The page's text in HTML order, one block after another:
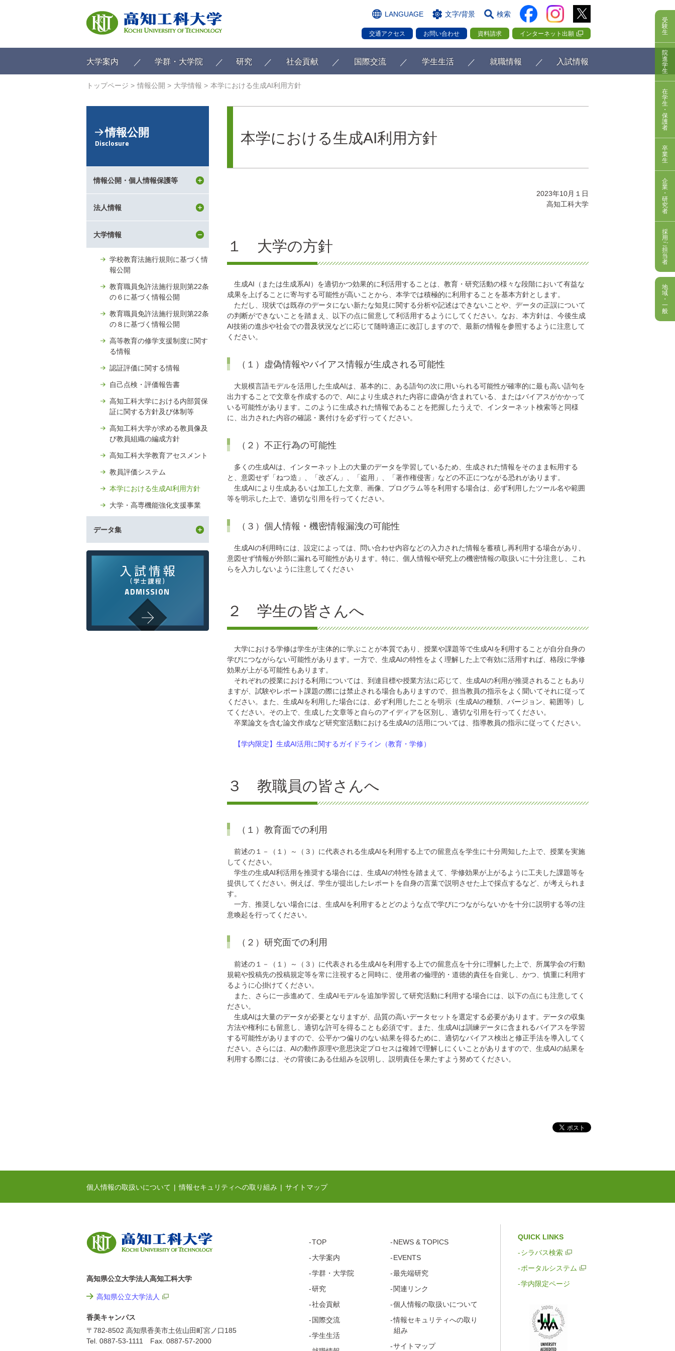
で
LANGUAGE 文字/背景 検索
交通アクセス お問い合わせ 資料請求 インターネット出願
大学案内 学群・大学院 研究 社会貢献 国際交流 学生生活 就職情報 入試情報
受
験
生
院
進
学
生
在
学
生
・
保
護
者
卒
業
生
企
業
・
研
究
者
採
用
ご
担
当
者
地
域
・
一
般
トップページ 情報公開 大学情報 本学における生成AI利用方針
本学における生成AI利用方針
2023年10月１日
高知工科大学
１ 大学の方針
生成AI（または生成系AI）を適切かつ効果的に利活用することは、教育・研究活動の様々な段階において有益な
成果を上げることに寄与する可能性が高いことから、本学では積極的に利用することを基本方針とします。
ただし、現状では既存のデータにない新たな知見に関する分析や記述はできないことや、データの正誤について
の判断ができないことを踏まえ、以下の点に留意して利活用するようにしてください。なお、本方針は、今後生成
AI技術の進歩や社会での普及状況などに応じて随時適正に改訂しますので、最新の情報を参照するように注意して
ください。
（１）虚偽情報やバイアス情報が生成される可能性
大規模言語モデルを活用した生成AIは、基本的に、ある語句の次に用いられる可能性が確率的に最も高い語句を
出力することで文章を作成するので、AIにより生成された内容に虚偽が含まれている、またはバイアスがかかって
いる可能性があります。このように生成された情報であることを把握したうえで、インターネット検索等と同様
に、出力された内容の確認・裏付けを必ず行ってください。
（２）不正行為の可能性
多くの生成AIは、インターネット上の大量のデータを学習しているため、生成された情報をそのまま転用する
と、意図せず「ねつ造」、「改ざん」、「盗用」、「著作権侵害」などの不正につながる恐れがあります。
生成AIにより生成あるいは加工した文章、画像、プログラム等を利用する場合は、必ず利用したツール名や範囲
等を明示した上で、適切な引用を行ってください。
（３）個人情報・機密情報漏洩の可能性
生成AIの利用時には、設定によっては、問い合わせ内容などの入力された情報を蓄積し再利用する場合があり、
意図せず情報が外部に漏れる可能性があります。特に、個人情報や研究上の機密情報の取扱いに十分注意し、これ
らを入力しないように注意してください
２ 学生の皆さんへ
大学における学修は学生が主体的に学ぶことが本質であり、授業や課題等で生成AIを利用することが自分自身の
学びにつながらない可能性があります。一方で、生成AIの特性をよく理解した上で有効に活用すれば、格段に学修
効果が上がる可能性もあります。
それぞれの授業における利用については、到達目標や授業方法に応じて、生成AIの利用が推奨されることもあり
ますが、試験やレポート課題の際には禁止される場合もありますので、担当教員の指示をよく聞いてそれに従って
ください。また、生成AIを利用した場合には、必ず利用したことを明示（生成AIの種類、バージョン、範囲等）し
てください。その上で、生成した文章等と自らのアイディアを区別し、適切な引用を行ってください。
卒業論文を含む論文作成など研究室活動における生成AIの活用については、指導教員の指示に従ってください。
【学内限定】生成AI活用に関するガイドライン（教育・学修）
３ 教職員の皆さんへ
（１）教育面での利用
前述の１－（１）～（３）に代表される生成AIを利用する上での留意点を学生に十分周知した上で、授業を実施
してください。
学生の生成AI利活用を推奨する場合には、生成AIの特性を踏まえて、学修効果が上がるように工夫した課題等を
提供してください。例えば、学生が提出したレポートを自身の言葉で説明させた上で採点するなど、が考えられま
す。
一方、推奨しない場合には、生成AIを利用するとどのような点で学びにつながらないかを十分に説明する等の注
意喚起を行ってください。
（２）研究面での利用
前述の１－（１）～（３）に代表される生成AIを利用する上での留意点を十分に理解した上で、所属学会の行動
規範や投稿先の投稿規定等を常に注視すると同時に、使用者の倫理的・道徳的責任を自覚し、かつ、慎重に利用す
るように心掛けてください。
また、さらに一歩進めて、生成AIモデルを追加学習して研究活動に利用する場合には、以下の点にも注意してく
ださい。
生成AIは大量のデータが必要となりますが、品質の高いデータセットを選定する必要があります。データの収集
方法や権利にも留意し、適切な許可を得ることも必須です。また、生成AIは訓練データに含まれるバイアスを学習
する可能性がありますので、公平かつ偏りのない結果を得るために、適切なバイアス検出と修正手法を導入してく
ださい。さらには、AIの動作原理や意思決定プロセスは複雑で理解しにくいことがありますので、生成AIの結果を
利用する際には、その背後にある仕組みを説明し、説明責任を果たすよう努めてください。
情報公開
Disclosure
情報公開・個人情報保護等
法人情報
大学情報
学校教育法施行規則に基づく情
報公開
教育職員免許法施行規則第22条
の６に基づく情報公開
教育職員免許法施行規則第22条
の８に基づく情報公開
高等教育の修学支援制度に関す
る情報
認証評価に関する情報
自己点検・評価報告書
高知工科大学における内部質保
証に関する方針及び体制等
高知工科大学が求める教員像及
び教員組織の編成方針
高知工科大学教育アセスメント
教員評価システム
本学における生成AI利用方針
大学・高専機能強化支援事業
データ集
個人情報の取扱いについて 情報セキュリティへの取り組み サイトマップ
高知県公立大学法人高知工科大学
高知県公立大学法人
香美キャンパス
〒782-8502 高知県香美市土佐山田町宮ノ口185
Tel. 0887-53-1111 Fax. 0887-57-2000
TOP
大学案内
学群・ 大学院
研究
社会貢献
国際交流
学生生活
NEWS & TOPICS
EVENTS
最先端研究
関連リンク
個人情報の取扱いについて
情報セキュリティへの取り
組み
サイトマップ
QUICK LINKS
シラバス検索
ポータルシステム
学内限定ページ